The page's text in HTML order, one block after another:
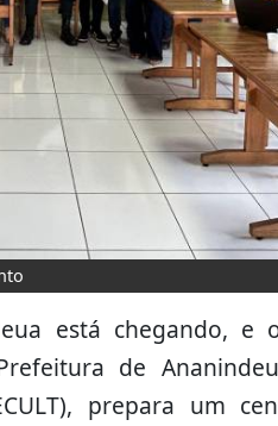
está chegando, e
de
prepara um